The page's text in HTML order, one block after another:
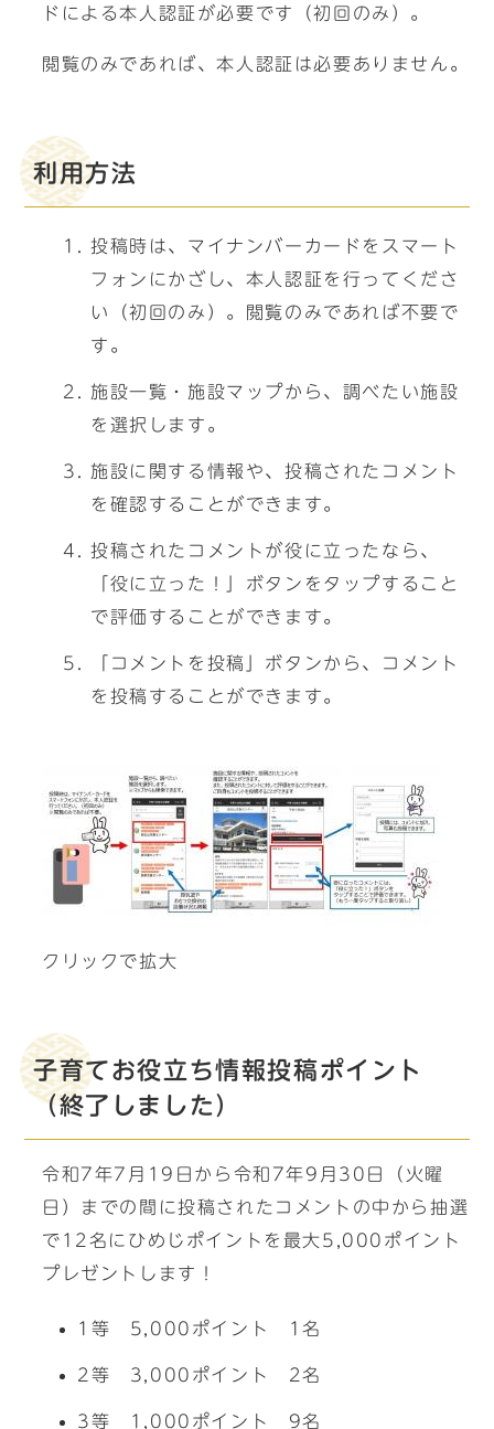
ドによる本人認証が必要です（初回のみ）。
閲覧のみであれば、本人認証は必要ありません。
利用方法
投稿時は、マイナンバーカードをスマート
フォンにかざし、本人認証を行ってくださ
い（初回のみ）。閲覧のみであれば不要で
す。
施設一覧・施設マップから、調べたい施設
を選択します。
施設に関する情報や、投稿されたコメント
を確認することができます。
投稿されたコメントが役に立ったなら、
「役に立った！」ボタンをタップすること
で評価することができます。
「コメントを投稿」ボタンから、コメント
を投稿することができます。
クリックで拡大
子育てお役立ち情報投稿ポイント
（終了しました）
令和7年7月19日から令和7年9月30日（火曜
日）までの間に投稿されたコメントの中から抽選
で12名にひめじポイントを最大5,000ポイント
プレゼントします！
1等 5,000ポイント 1名
2等 3,000ポイント 2名
3等 1,000ポイント 9名